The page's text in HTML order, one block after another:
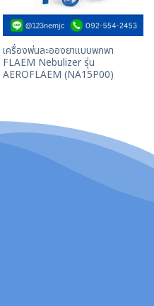
เครื่องพ่นละอองยาแบบพกพา
FLAEM Nebulizer รุ่น
AEROFLAEM (NA15P00)